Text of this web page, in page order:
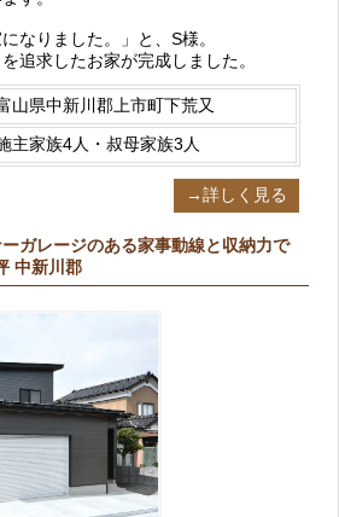
なりました。」と、S様。
追求したお家が完成しました。
山県中新川郡上市町下荒又
主家族4人・叔母家族3人
→詳しく見る
ーガレージのある家事動線と収納力で
中新川郡